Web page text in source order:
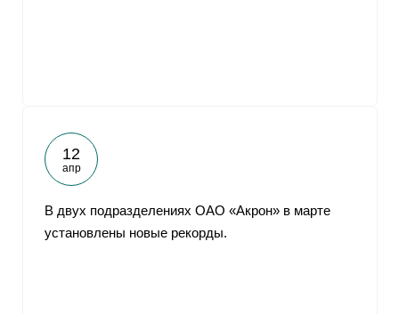
12
апр
В двух подразделениях ОАО «Акрон» в марте
установлены новые рекорды.